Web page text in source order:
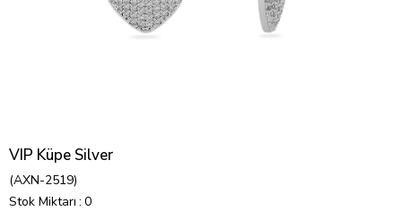
VIP Küpe Silver
(AXN-2519)
Stok Miktarı : 0